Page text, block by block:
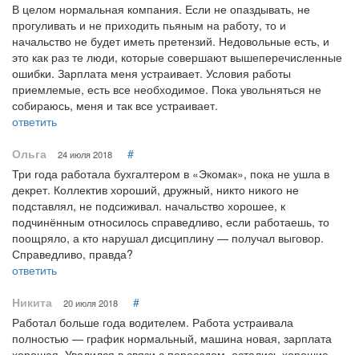
В целом нормальная компания. Если не опаздывать, не
прогуливать и не приходить пьяным на работу, то и
начальство не будет иметь претензий. Недовольные есть, и
это как раз те люди, которые совершают вышеперечисленные
ошибки. Зарплата меня устраивает. Условия работы
приемлемые, есть все необходимое. Пока увольняться не
собираюсь, меня и так все устраивает.
ответить
Ольга
24 июля 2018
#
Три года работала бухгалтером в «Экомак», пока не ушла в
декрет. Коллектив хороший, дружный, никто никого не
подставлял, не подсиживал. начальство хорошее, к
подчинённым относилось справедливо, если работаешь, то
поощряло, а кто нарушал дисциплину — получал выговор.
Справедливо, правда?
ответить
Никита
20 июля 2018
#
Работал больше года водителем. Работа устраивала
полностью — график нормальный, машина новая, зарплата